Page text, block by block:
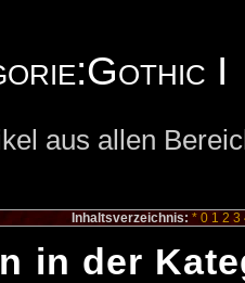
I
aus allen
Inhaltsverzeichnis: * 0 1 2 3
in der